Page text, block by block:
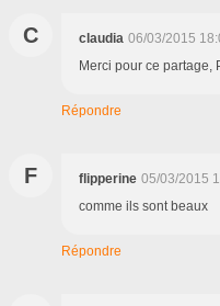
C claudia 06/03/2015
Merci pour ce partage,
Répondre
F flipperine 05/03/2015
comme ils sont beaux
Répondre